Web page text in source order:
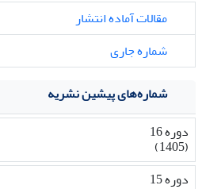
مقالات آماده انتشار
شماره جاری
شماره‌های پیشین نشریه
دوره 16
(1405)
دوره 15